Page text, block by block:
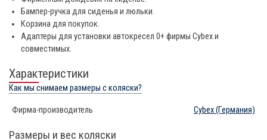
Бампер-ручка для сиденья и люльки.
Корзина для покупок.
Адаптеры для установки автокресел 0+ фирмы Cybex и
совместимых.
Характеристики
Как мы снимаем размеры с коляски?
Фирма-производитель Cybex(Германия)
Размеры и вес коляски